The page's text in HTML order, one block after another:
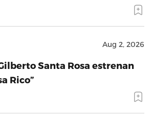
Aug 2, 2026
Santa Rosa estrenan
Rico”